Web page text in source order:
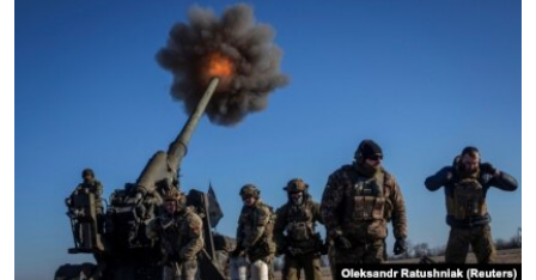
A PÉNZ NYOMÁBAN
KLÍMAVÁLTOZÁS
A MÚLT TANULSÁGAI